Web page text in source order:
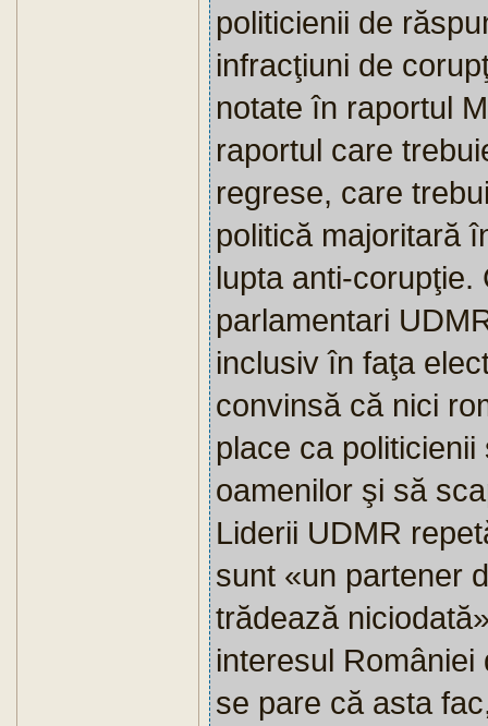
politicienii de
infracţiuni de
notate în raportul
raportul care
regrese, care
politică majoritară
lupta anti-
parlamentari
inclusiv în faţa
convinsă că nici
place ca
oamenilor şi să
Liderii UDMR
sunt «un partener
trădează
interesul
se pare că asta